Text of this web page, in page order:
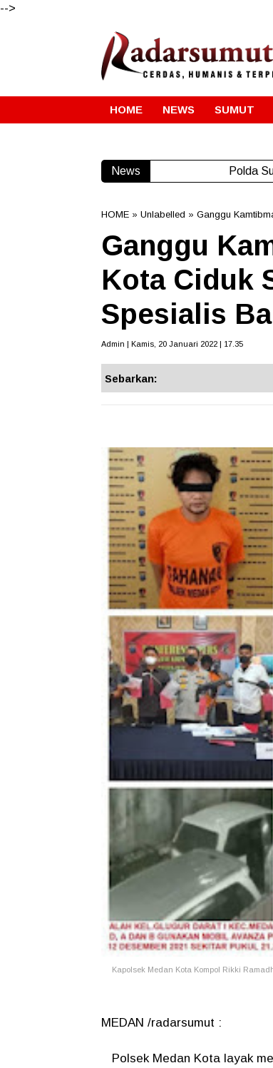
-->
HOME NEWS SUMUT
News Polda
HOME » Unlabelled » Ganggu
Ganggu
Kota Ciduk
Spesialis
Admin | Kamis, 20 Januari 2022 | 17.35
Sebarkan:
Kapolsek Medan Kota Kompol Rikki
MEDAN /radarsumut :
Polsek Medan Kota layak